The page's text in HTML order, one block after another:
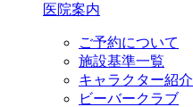
医院案内
ご予約について
施設基準一覧
キャラクター紹介
ビーバークラブ